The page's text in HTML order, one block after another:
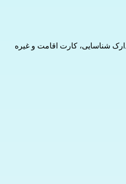
شناسایی، کارت اقامت و غیره